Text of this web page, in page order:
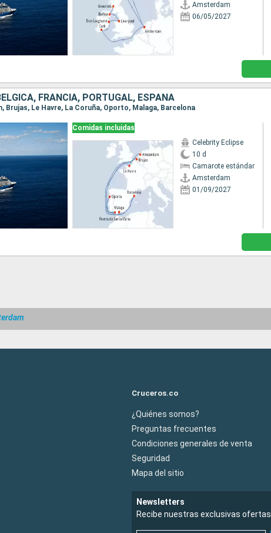
Amsterdam
06/05/2027
FRANCIA, PORTUGAL, ESPAÑA
Brujas, Le Havre, La Coruña, Oporto, Malaga, Barcelona
Comidas incluidas
Celebrity Eclipse
10 d
Camarote estándar
Amsterdam
01/09/2027
Cruceros.co
¿Quiénes somos?
Preguntas frecuentes
Condiciones generales de venta
Seguridad
Mapa del sitio
Newsletters
Recibe nuestras exclusivas ofertas